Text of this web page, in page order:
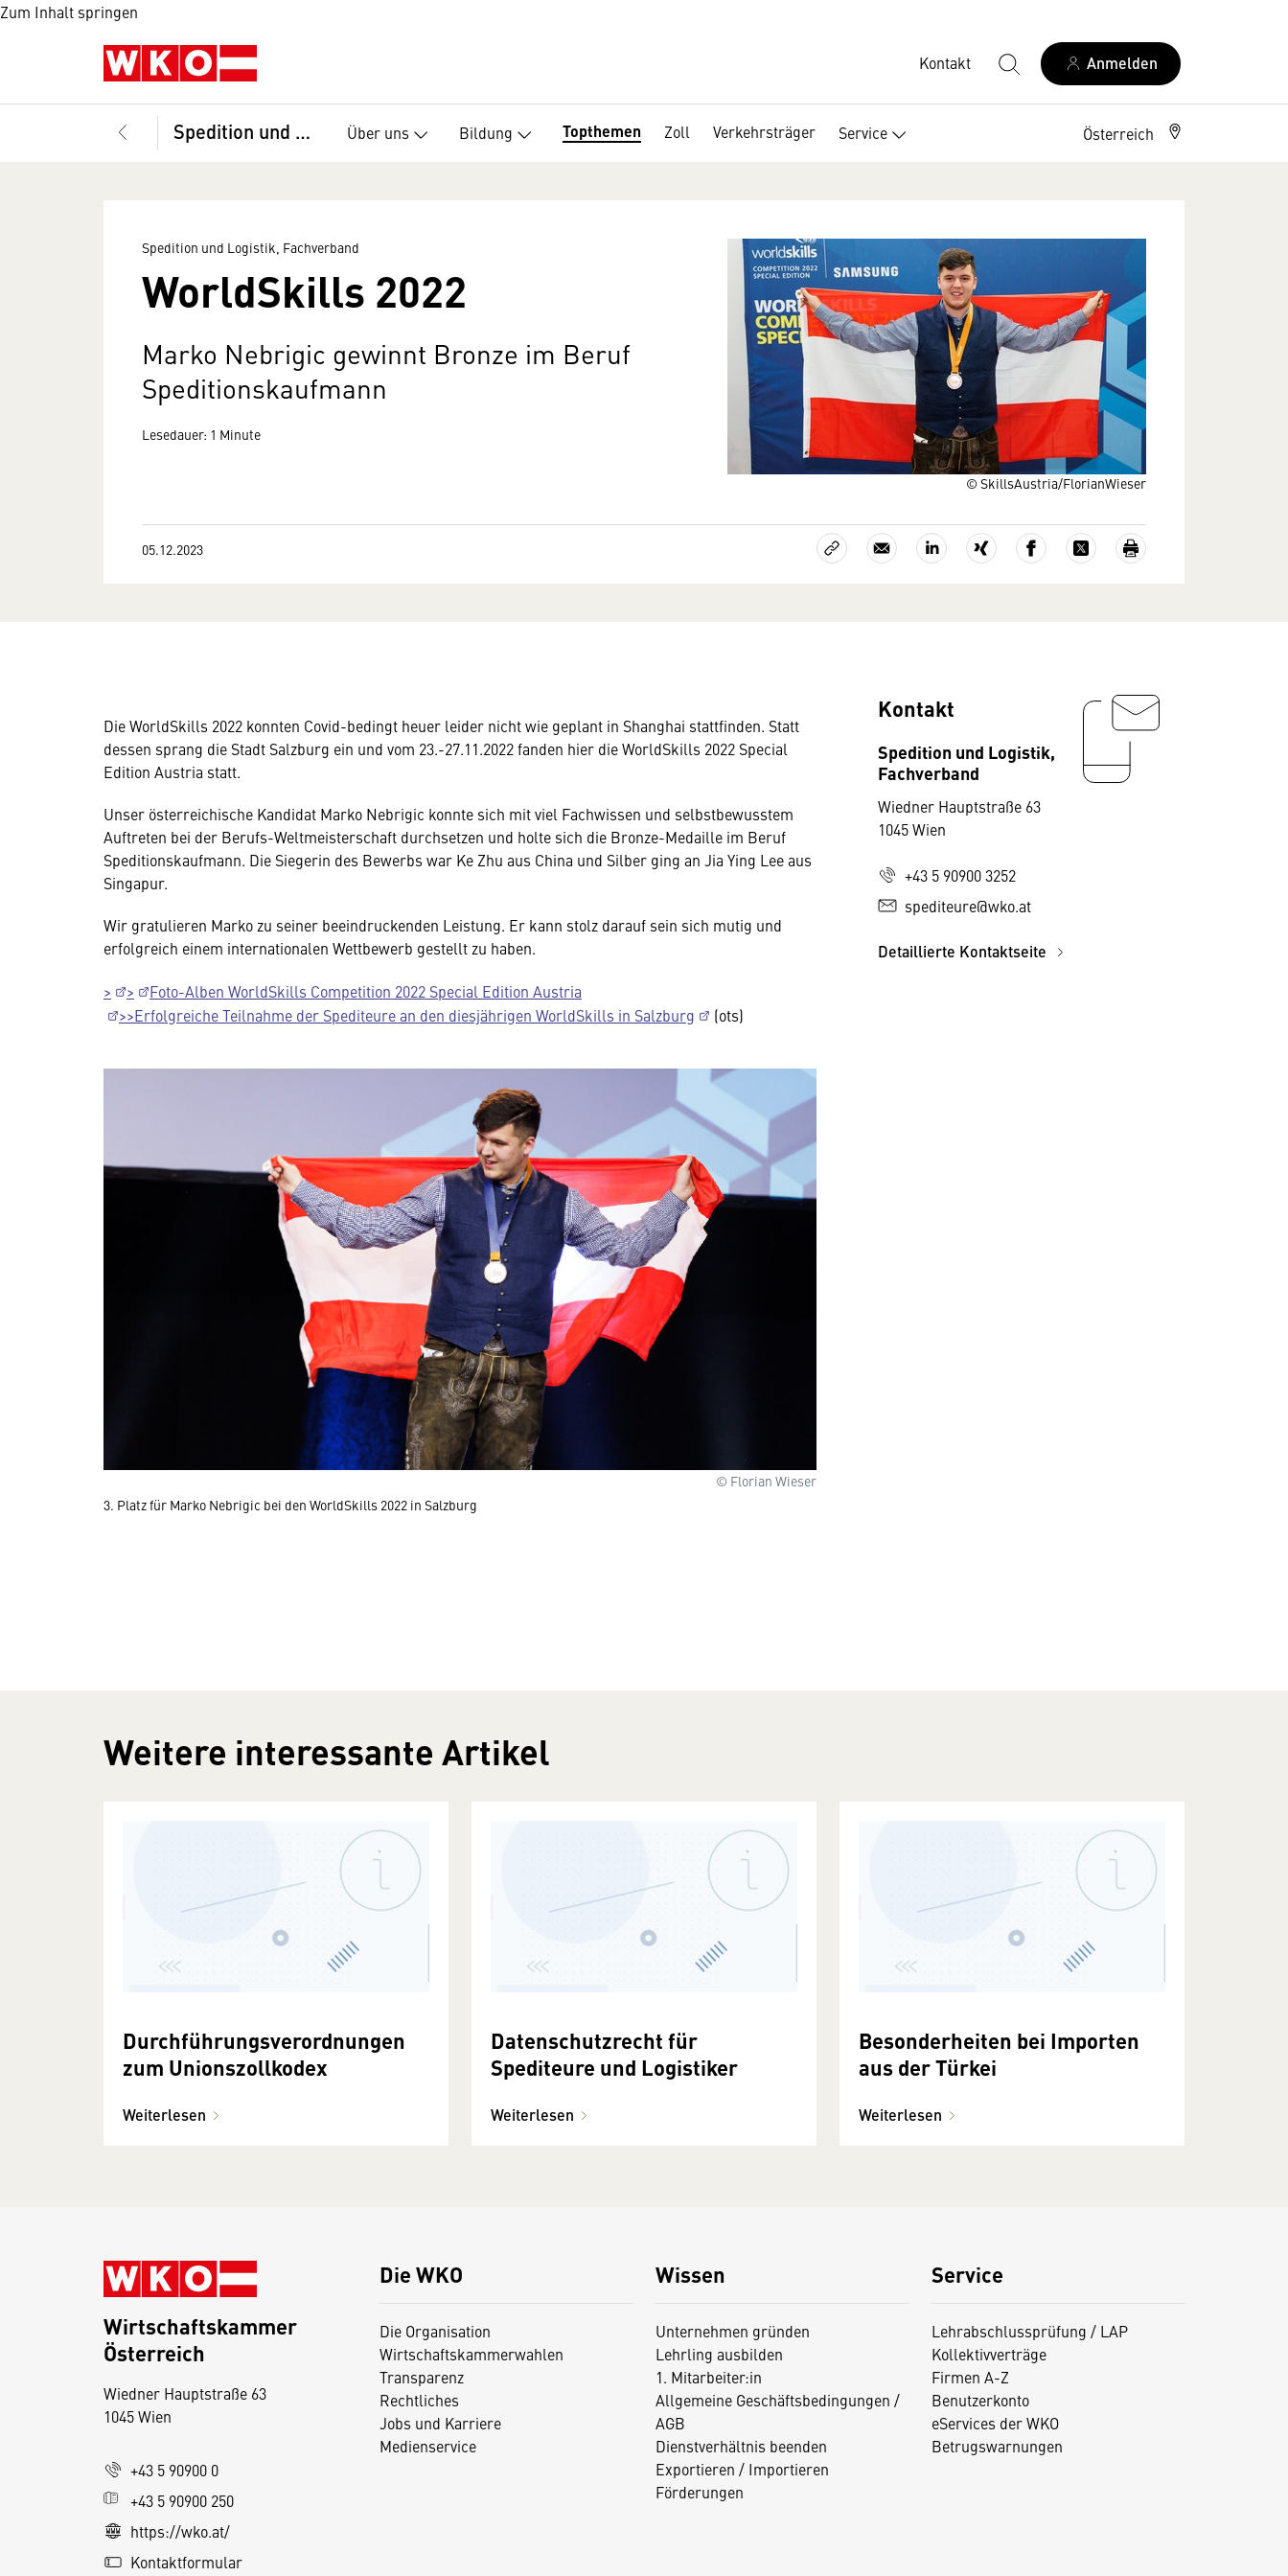
Zum Inhalt springen
Kontakt Anmelden
Spedition und Logistik, Fachverband Über uns Bildung Topthemen Zoll Verkehrsträger Service Österreich
© SkillsAustria/FlorianWieser
Spedition und Logistik, Fachverband
WorldSkills 2022
Marko Nebrigic gewinnt Bronze im Beruf
Speditionskaufmann
Lesedauer: 1 Minute
05.12.2023
Die WorldSkills 2022 konnten Covid-bedingt heuer leider nicht wie geplant in Shanghai stattfinden. Statt
dessen sprang die Stadt Salzburg ein und vom 23.-27.11.2022 fanden hier die WorldSkills 2022 Special
Edition Austria statt.
Unser österreichische Kandidat Marko Nebrigic konnte sich mit viel Fachwissen und selbstbewusstem
Auftreten bei der Berufs-Weltmeisterschaft durchsetzen und holte sich die Bronze-Medaille im Beruf
Speditionskaufmann. Die Siegerin des Bewerbs war Ke Zhu aus China und Silber ging an Jia Ying Lee aus
Singapur.
Wir gratulieren Marko zu seiner beeindruckenden Leistung. Er kann stolz darauf sein sich mutig und
erfolgreich einem internationalen Wettbewerb gestellt zu haben.
> >
Foto-Alben WorldSkills Competition 2022 Special Edition Austria
>>Erfolgreiche Teilnahme der Spediteure an den diesjährigen WorldSkills in Salzburg
(ots)
© Florian Wieser
3. Platz für Marko Nebrigic bei den WorldSkills 2022 in Salzburg
Kontakt
Spedition und Logistik,
Fachverband
Wiedner Hauptstraße 63
1045 Wien
+43 5 90900 3252
spediteure@wko.at
Detaillierte Kontaktseite
Weitere interessante Artikel
Durchführungsverordnungen
zum Unionszollkodex
Weiterlesen
Datenschutzrecht für
Spediteure und Logistiker
Weiterlesen
Besonderheiten bei Importen
aus der Türkei
Weiterlesen
Die WKO
Die Organisation
Wirtschaftskammerwahlen
Transparenz
Rechtliches
Jobs und Karriere
Medienservice
Wissen
Unternehmen gründen
Lehrling ausbilden
1. Mitarbeiter:in
Allgemeine Geschäftsbedingungen /
AGB
Dienstverhältnis beenden
Exportieren / Importieren
Förderungen
Service
Lehrabschlussprüfung / LAP
Kollektivverträge
Firmen A-Z
Benutzerkonto
eServices der WKO
Betrugswarnungen
Wirtschaftskammer
Österreich
Wiedner Hauptstraße 63
1045 Wien
+43 5 90900 0
+43 5 90900 250
https://wko.at/
Kontaktformular